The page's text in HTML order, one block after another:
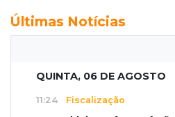
Últimas Notícias
QUINTA, 06 DE AGOSTO
11:24 Fiscalização